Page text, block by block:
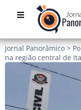
Jornal Panorâmico >
na região central de